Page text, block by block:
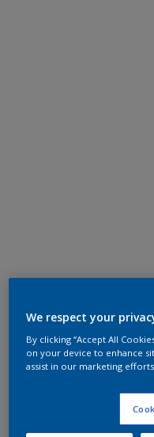
We respect your
By clicking “Accept All
on your device to enhance
assist in our marketing efforts.